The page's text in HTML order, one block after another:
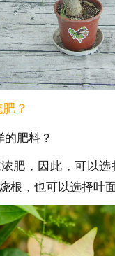
？
的肥料？
肥，因此，可以
根，也可以选择叶面